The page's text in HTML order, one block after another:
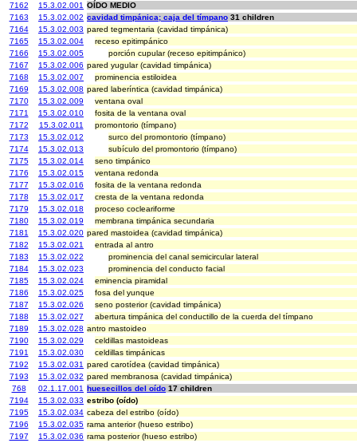
7162
15.3.02.001 OÍDO MEDIO
7163
15.3.02.002 cavidad timpánica; caja del tímpano 31 children
7164
15.3.02.003 pared tegmentaria (cavidad timpánica)
7165
15.3.02.004
receso epitimpánico
7166
15.3.02.005
porción cupular (receso epitimpánico)
7167
15.3.02.006 pared yugular (cavidad timpánica)
7168
15.3.02.007
prominencia estiloidea
7169
15.3.02.008 pared laberíntica (cavidad timpánica)
7170
15.3.02.009
ventana oval
7171
15.3.02.010
fosita de la ventana oval
7172
15.3.02.011
promontorio (tímpano)
7173
15.3.02.012
surco del promontorio (tímpano)
7174
15.3.02.013
subículo del promontorio (tímpano)
7175
15.3.02.014
seno timpánico
7176
15.3.02.015
ventana redonda
7177
15.3.02.016
fosita de la ventana redonda
7178
15.3.02.017
cresta de la ventana redonda
7179
15.3.02.018
proceso cocleariforme
7180
15.3.02.019
membrana timpánica secundaria
7181
15.3.02.020 pared mastoidea (cavidad timpánica)
7182
15.3.02.021
entrada al antro
7183
15.3.02.022
prominencia del canal semicircular lateral
7184
15.3.02.023
prominencia del conducto facial
7185
15.3.02.024
eminencia piramidal
7186
15.3.02.025
fosa del yunque
7187
15.3.02.026
seno posterior (cavidad timpánica)
7188
15.3.02.027
abertura timpánica del conductillo de la cuerda del tímpano
7189
15.3.02.028 antro mastoideo
7190
15.3.02.029
celdillas mastoideas
7191
15.3.02.030
celdillas timpánicas
7192
15.3.02.031 pared carotídea (cavidad timpánica)
7193
15.3.02.032 pared membranosa (cavidad timpánica)
768
02.1.17.001 huesecillos del oído 17 children
7194
15.3.02.033 estribo (oído)
7195
15.3.02.034 cabeza del estribo (oído)
7196
15.3.02.035 rama anterior (hueso estribo)
7197
15.3.02.036 rama posterior (hueso estribo)